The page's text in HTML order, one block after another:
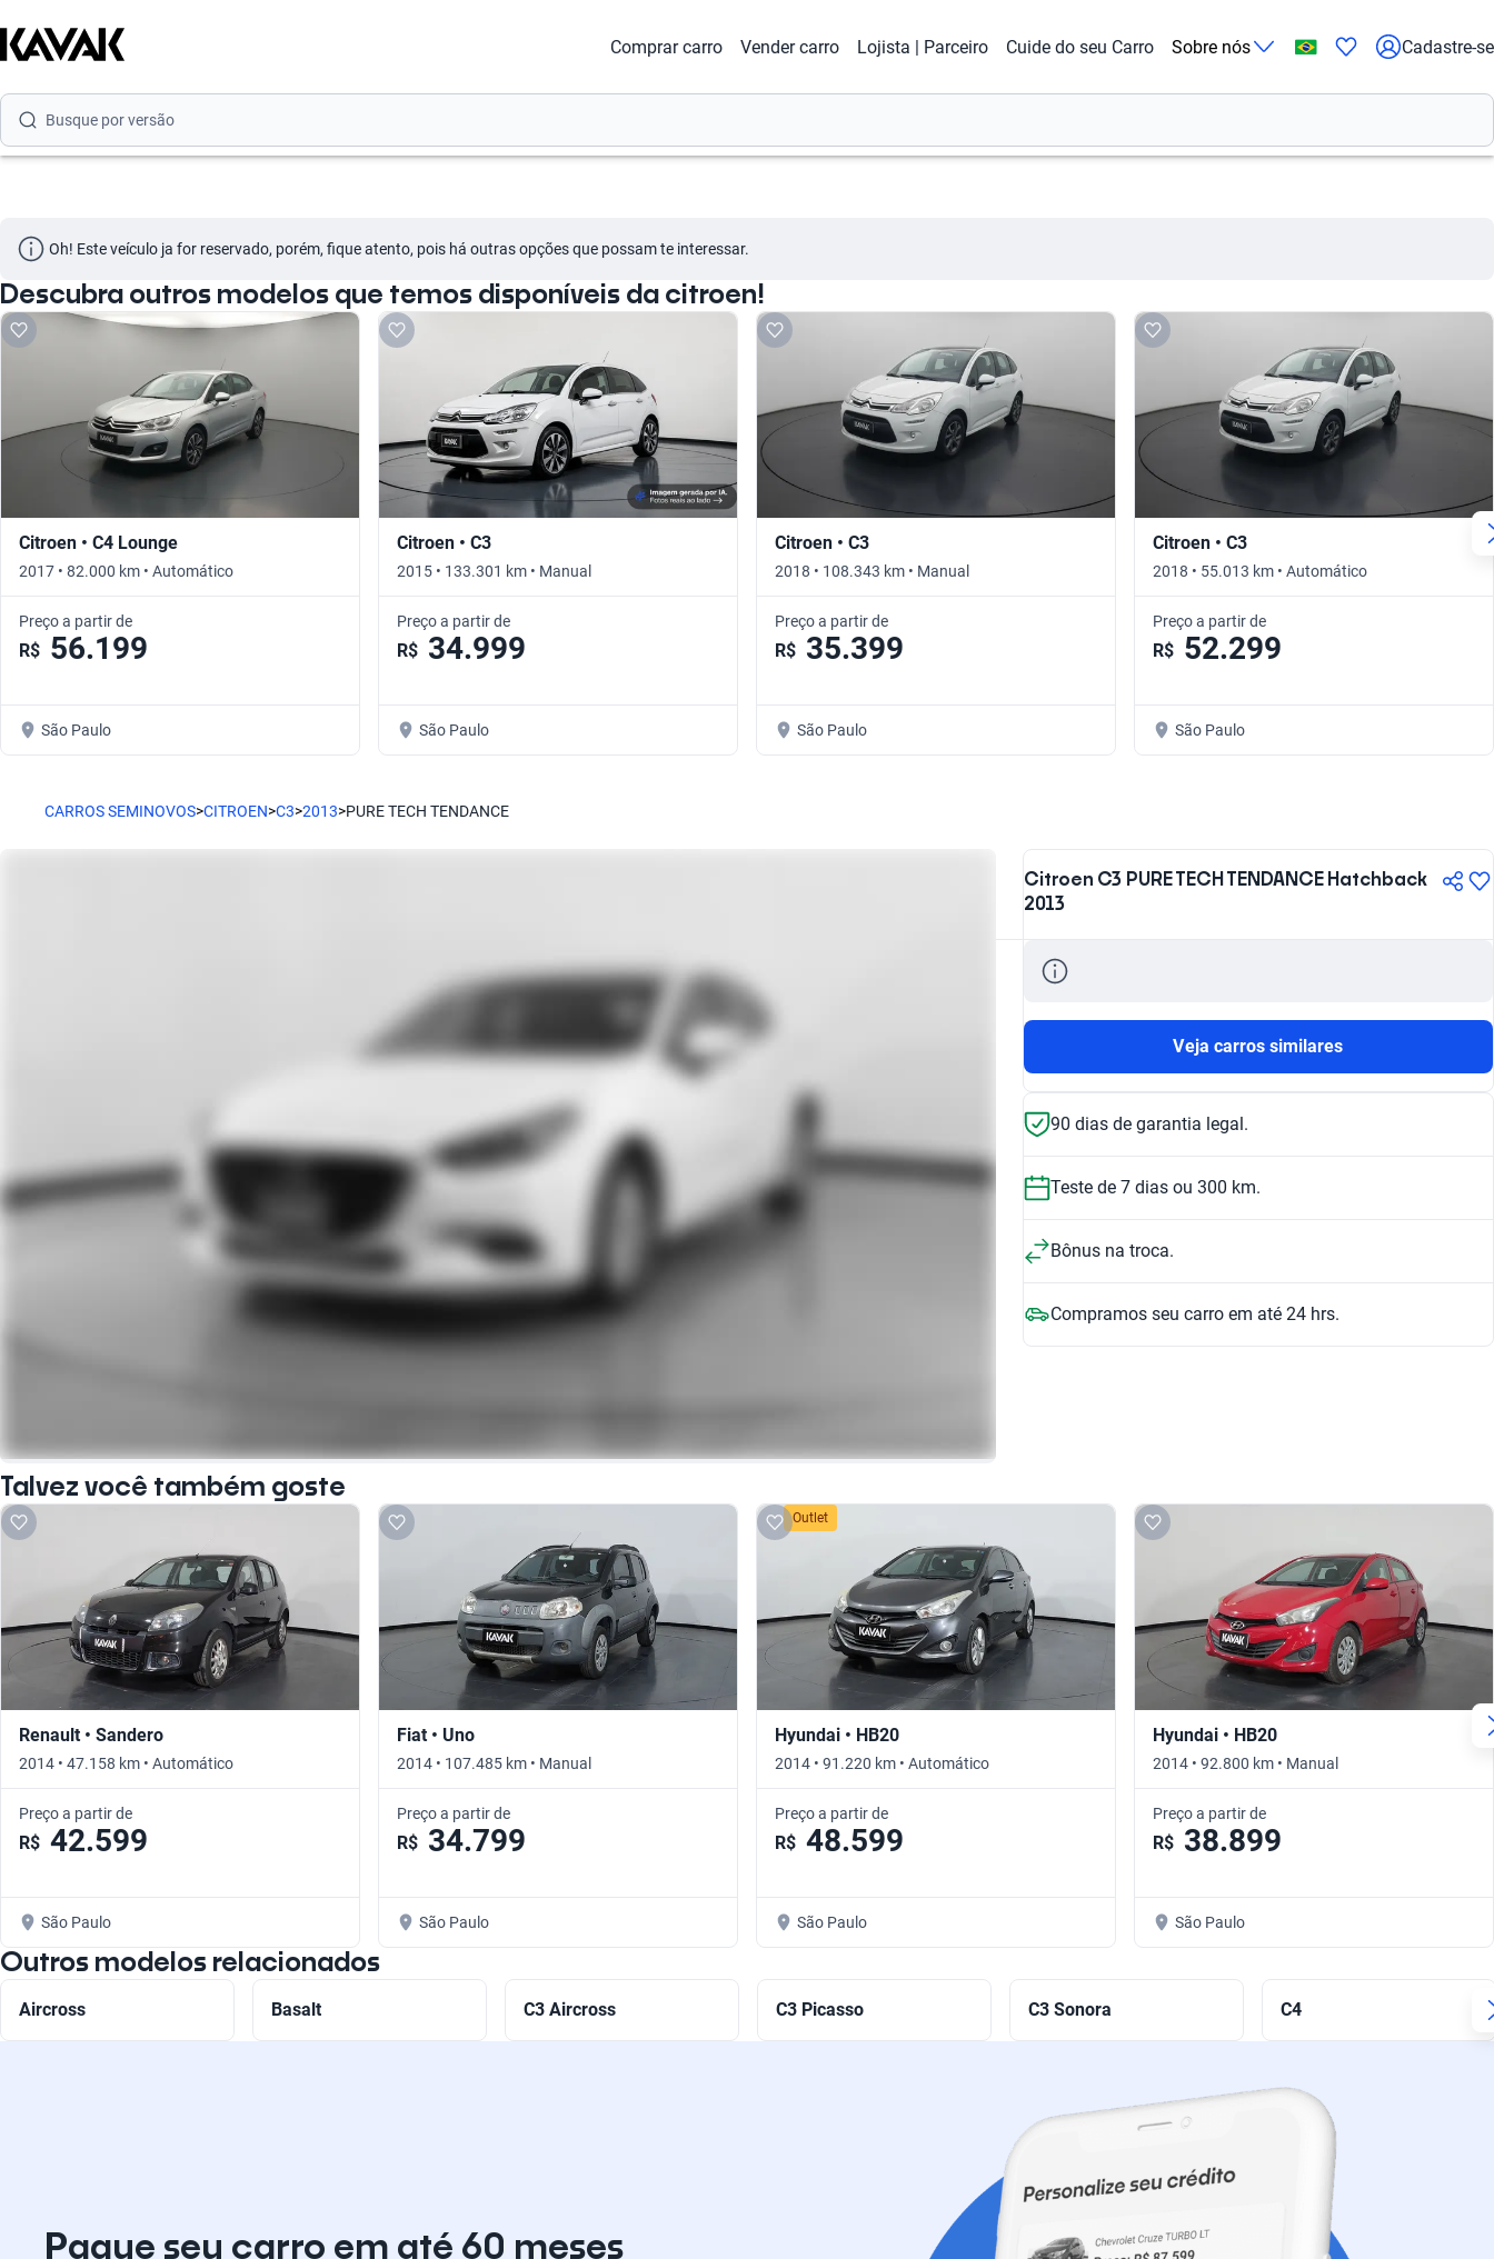
Comprar carro Vender carro Lojista | Parceiro Cuide do seu Carro Sobre nós Cadastre-se
Busque por versão
Busque por versão
Oh! Este veículo ja for reservado, porém, fique atento, pois há outras opções que possam te interessar.
Descubra outros modelos que temos disponíveis da citroen!
Citroen • C4 Lounge
2017 • 82.000 km • Automático
Preço a partir de
R$ 56.199
São Paulo
Citroen • C3
2015 • 133.301 km • Manual
Preço a partir de
R$ 34.999
São Paulo
Citroen • C3
2018 • 108.343 km • Manual
Preço a partir de
R$ 35.399
São Paulo
Citroen • C3
2018 • 55.013 km • Automático
Preço a partir de
R$ 52.299
São Paulo
CARROS SEMINOVOS>CITROEN>C3>2013>PURE TECH TENDANCE
Citroen C3 PURE TECH TENDANCE Hatchback
2013
Veja carros similares
90 dias de garantia legal.
Teste de 7 dias ou 300 km.
Bônus na troca.
Compramos seu carro em até 24 hrs.
Talvez você também goste
Renault • Sandero
2014 • 47.158 km • Automático
Preço a partir de
R$ 42.599
São Paulo
Fiat • Uno
2014 • 107.485 km • Manual
Preço a partir de
R$ 34.799
São Paulo
Outlet
Hyundai • HB20
2014 • 91.220 km • Automático
Preço a partir de
R$ 48.599
São Paulo
Hyundai • HB20
2014 • 92.800 km • Manual
Preço a partir de
R$ 38.899
São Paulo
Outros modelos relacionados
Aircross Basalt C3 Aircross C3 Picasso C3 Sonora C4
Pague seu carro em até 60 meses